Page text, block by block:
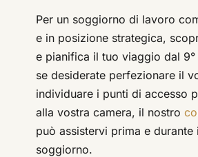
Per un soggiorno di lavoro
e in posizione strategica,
e pianifica il tuo viaggio dal 9°
se desiderate perfezionare il
individuare i punti di accesso
alla vostra camera, il nostro
può assistervi prima e durante
soggiorno.